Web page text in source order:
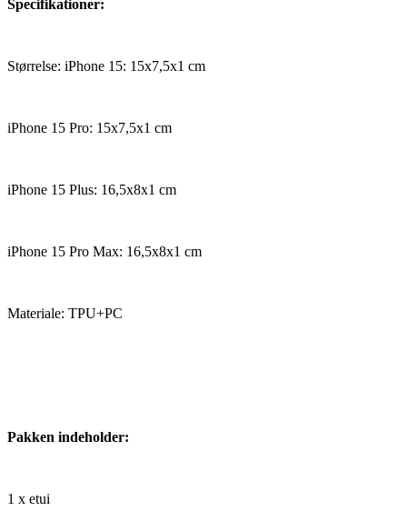
Specifikationer:
Størrelse: iPhone 15: 15x7,5x1 cm
iPhone 15 Pro: 15x7,5x1 cm
iPhone 15 Plus: 16,5x8x1 cm
iPhone 15 Pro Max: 16,5x8x1 cm
Materiale: TPU+PC
Pakken indeholder:
1 x etui